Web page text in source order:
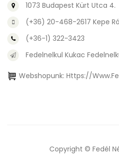
1073 Budapest Kürt Utca 4.
(+36) 20-468-2617 Kepe
(+36-1) 322-3423
Fedelnelkul Kukac
Webshopunk: Https://
Copyright © Fedél